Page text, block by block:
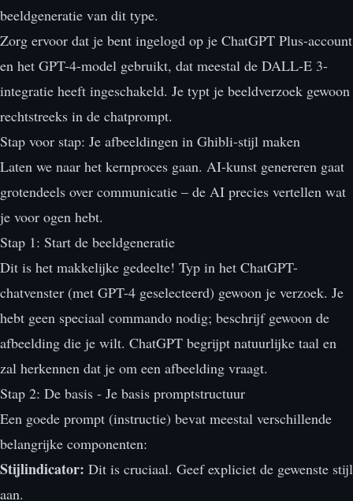
beeldgeneratie van dit type.
Zorg ervoor dat je bent ingelogd op je ChatGPT Plus-account
en het GPT-4-model gebruikt, dat meestal de DALL-E 3-
integratie heeft ingeschakeld. Je typt je beeldverzoek gewoon
rechtstreeks in de chatprompt.
Stap voor stap: Je afbeeldingen in Ghibli-stijl maken
Laten we naar het kernproces gaan. AI-kunst genereren gaat
grotendeels over communicatie – de AI precies vertellen wat
je voor ogen hebt.
Stap 1: Start de beeldgeneratie
Dit is het makkelijke gedeelte! Typ in het ChatGPT-
chatvenster (met GPT-4 geselecteerd) gewoon je verzoek. Je
hebt geen speciaal commando nodig; beschrijf gewoon de
afbeelding die je wilt. ChatGPT begrijpt natuurlijke taal en
zal herkennen dat je om een afbeelding vraagt.
Stap 2: De basis - Je basis promptstructuur
Een goede prompt (instructie) bevat meestal verschillende
belangrijke componenten:
Stijlindicator: Dit is cruciaal. Geef expliciet de gewenste stijl
aan.